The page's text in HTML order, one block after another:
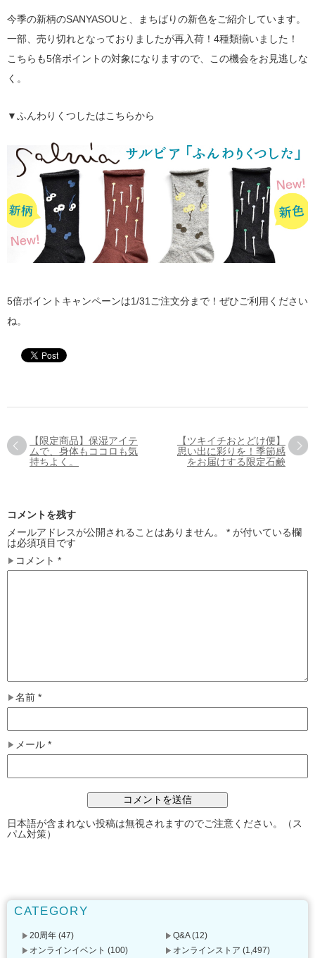
今季の新柄のSANYASOUと、まちばりの新色をご紹介しています。
一部、売り切れとなっておりましたが再入荷！4種類揃いました！
こちらも5倍ポイントの対象になりますので、この機会をお見逃しな
く。
▼ふんわりくつしたはこちらから
5倍ポイントキャンペーンは1/31ご注文分まで！ぜひご利用ください
ね。
【限定商品】保湿アイテ
ムで、身体もココロも気
持ちよく。
【ツキイチおとどけ便】
思い出に彩りを！季節感
をお届けする限定石鹸
コメントを残す
メールアドレスが公開されることはありません。
* が付いている欄
は必須項目です
コメント *
名前 *
メール *
日本語が含まれない投稿は無視されますのでご注意ください。（ス
パム対策）
CATEGORY
20周年 (47) Q&A(12)
オンラインイベント (100) オンラインストア (1,497)